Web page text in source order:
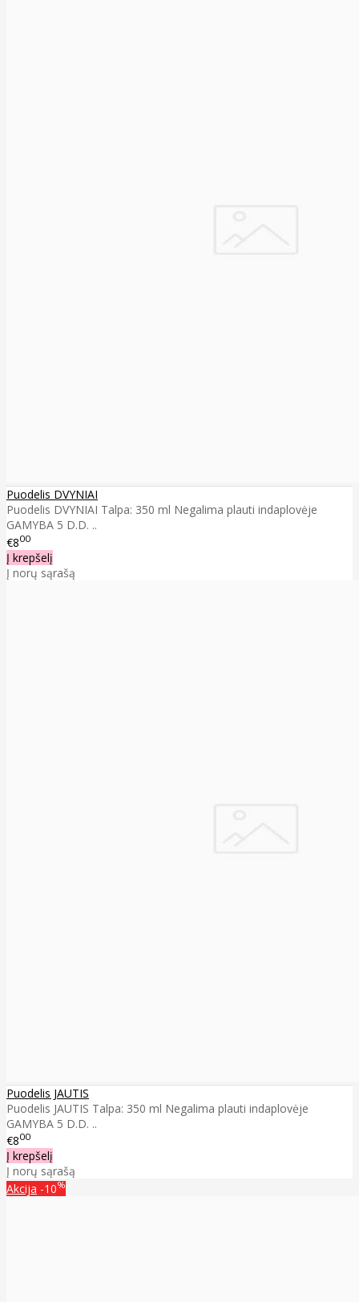
Puodelis DVYNIAI
Puodelis DVYNIAI Talpa: 350 ml Negalima plauti indaplovėje
GAMYBA 5 D.D. ..
€800
Į krepšelį
Į norų sąrašą
Puodelis JAUTIS
Puodelis JAUTIS Talpa: 350 ml Negalima plauti indaplovėje
GAMYBA 5 D.D. ..
€800
Į krepšelį
Į norų sąrašą
Akcija -10%